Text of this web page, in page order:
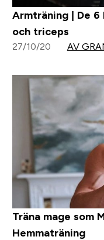
Armträning | De
och triceps
27/10/20 AV
Träna mage som
Hemmaträning